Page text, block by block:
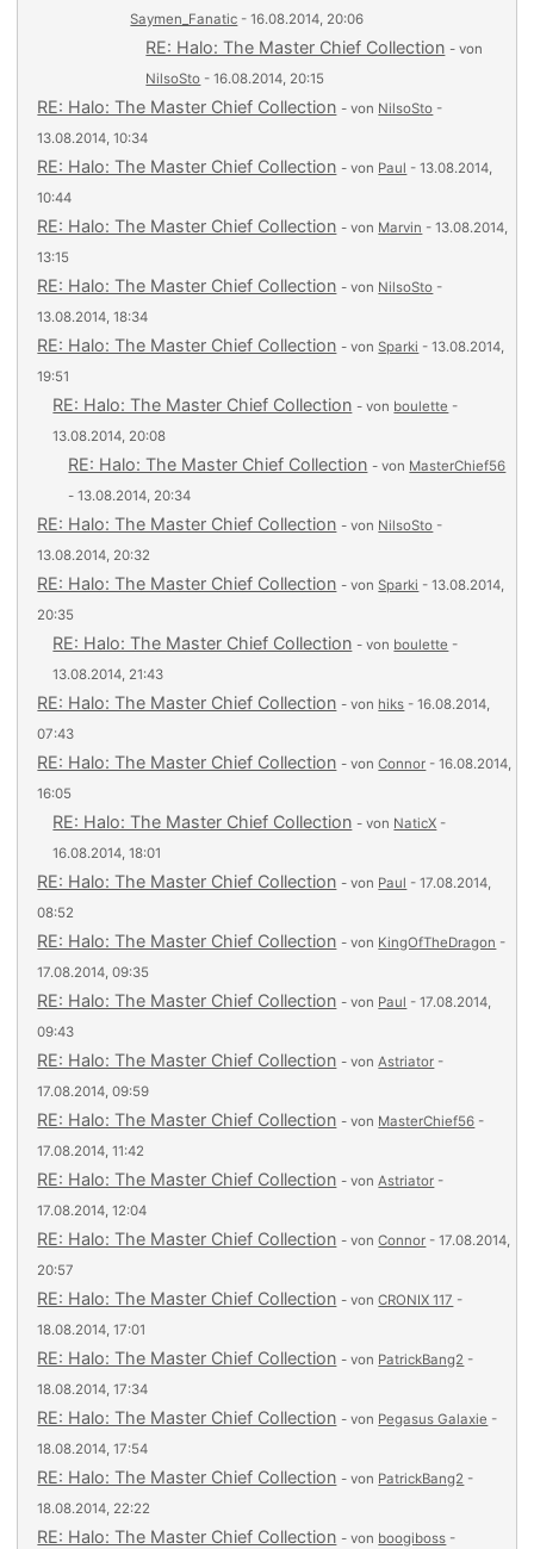
Saymen_Fanatic - 16.08.2014, 20:06
RE: Halo: The Master Chief Collection - von
NilsoSto - 16.08.2014, 20:15
RE: Halo: The Master Chief Collection - von NilsoSto -
13.08.2014, 10:34
RE: Halo: The Master Chief Collection - von Paul - 13.08.2014,
10:44
RE: Halo: The Master Chief Collection - von Marvin - 13.08.2014,
13:15
RE: Halo: The Master Chief Collection - von NilsoSto -
13.08.2014, 18:34
RE: Halo: The Master Chief Collection - vonSparki - 13.08.2014,
19:51
RE: Halo: The Master Chief Collection - von boulette -
13.08.2014, 20:08
RE: Halo: The Master Chief Collection - von MasterChief56
- 13.08.2014, 20:34
RE: Halo: The Master Chief Collection - von NilsoSto -
13.08.2014, 20:32
RE: Halo: The Master Chief Collection - vonSparki - 13.08.2014,
20:35
RE: Halo: The Master Chief Collection - von boulette -
13.08.2014, 21:43
RE: Halo: The Master Chief Collection - von hiks - 16.08.2014,
07:43
RE: Halo: The Master Chief Collection - vonConnor - 16.08.2014,
16:05
RE: Halo: The Master Chief Collection - von NaticX -
16.08.2014, 18:01
RE: Halo: The Master Chief Collection - von Paul - 17.08.2014,
08:52
RE: Halo: The Master Chief Collection - von KingOfTheDragon -
17.08.2014, 09:35
RE: Halo: The Master Chief Collection - von Paul - 17.08.2014,
09:43
RE: Halo: The Master Chief Collection - vonAstriator -
17.08.2014, 09:59
RE: Halo: The Master Chief Collection - von MasterChief56 -
17.08.2014, 11:42
RE: Halo: The Master Chief Collection - vonAstriator -
17.08.2014, 12:04
RE: Halo: The Master Chief Collection - vonConnor - 17.08.2014,
20:57
RE: Halo: The Master Chief Collection - vonCRONIX 117 -
18.08.2014, 17:01
RE: Halo: The Master Chief Collection - von PatrickBang2 -
18.08.2014, 17:34
RE: Halo: The Master Chief Collection - von Pegasus Galaxie -
18.08.2014, 17:54
RE: Halo: The Master Chief Collection - von PatrickBang2 -
18.08.2014, 22:22
RE: Halo: The Master Chief Collection - von boogiboss -